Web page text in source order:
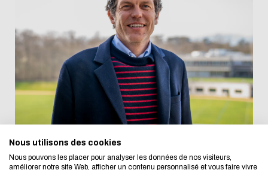
L'écoconception, ça vous concerne aussi !
Nous avons développé ce site Internet dans le cadre
d'une démarche forte d'écoconception.
Nous utilisons des cookies
Nous pouvons les placer pour analyser les données de nos visiteurs,
améliorer notre site Web, afficher un contenu personnalisé et vous faire vivre